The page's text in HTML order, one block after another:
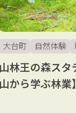
大台町 自然体験
山林王の森スタ
山から学ぶ林業